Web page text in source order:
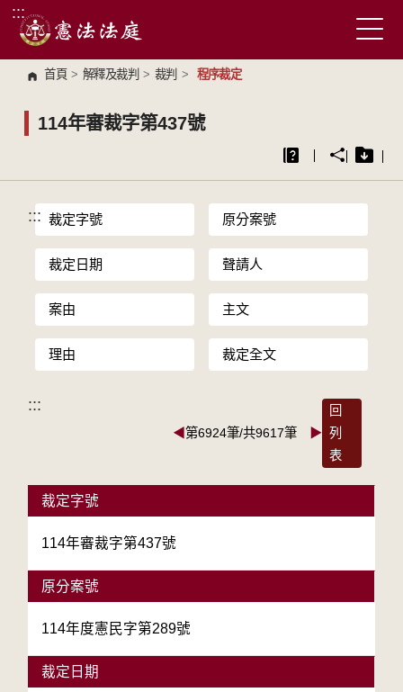
跳到主要內容區塊
:::
首頁 > 解釋及裁判 > 裁判 > 程序裁定
114年審裁字第437號
::: 裁定字號 原分案號
裁定日期 聲請人
案由 主文
理由 裁定全文
:::
◀第6924筆/共9617筆 ▶
回
列
表
裁定字號
114年審裁字第437號
原分案號
114年度憲民字第289號
裁定日期